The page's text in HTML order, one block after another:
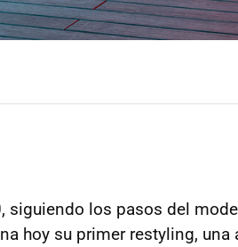
siguiendo los pasos del
hoy su primer restyling, una